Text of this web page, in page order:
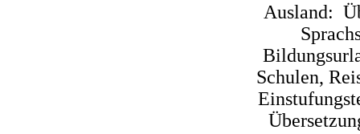
Ausland:
Schulen,